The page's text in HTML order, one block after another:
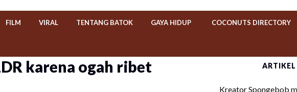
FILM VIRAL TENTANG BATOK GAYA HIDUP COCONUTS DIRECTORY
karena ogah ribet ARTIKEL
Kreator Spongebob